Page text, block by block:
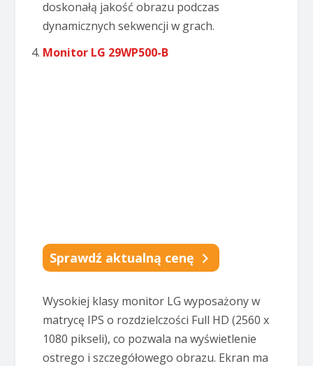
doskonałą jakość obrazu podczas
dynamicznych sekwencji w grach.
Monitor LG 29WP500-B
Sprawdź aktualną cenę
Wysokiej klasy monitor LG wyposażony w
matrycę IPS o rozdzielczości Full HD (2560 x
1080 pikseli), co pozwala na wyświetlenie
ostrego i szczegółowego obrazu. Ekran ma